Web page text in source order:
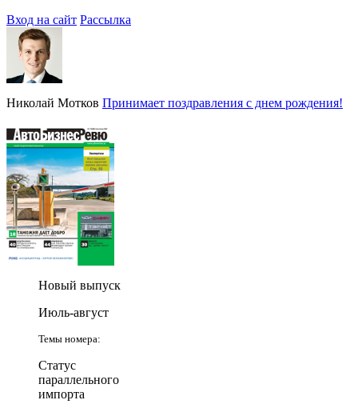
Вход на сайт Рассылка
Николай Мотков Принимает поздравления с днем рождения!
Новый выпуск
Июль-август
Темы номера:
Статус
параллельного
импорта